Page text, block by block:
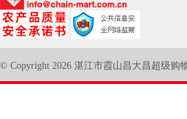
© Copyright 2026 湛江市霞山昌大昌超级购